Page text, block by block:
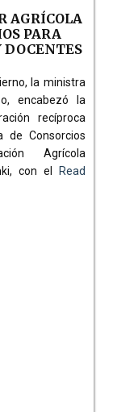
AGRÍCOLA
PARA
DOCENTES
la ministra
encabezó la
recíproca
de Consorcios
Agrícola
con el
Read